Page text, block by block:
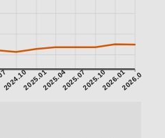
2024.102025.012025.042025.072025.102026.012026.04